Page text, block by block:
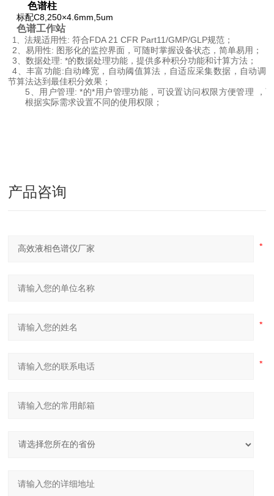
色谱柱
标配C8,250×4.6mm,5um
色谱工作站
1、法规适用性:符合FDA 21 CFR Part11/GMP/GLP规范；
2 、易用性: 图形化的监控界面，可随时掌握设备状态，简单易用；
3 、数据处理:*的数据处理功能，提供多种积分功能和计算方法；
4 、丰富功能:自动峰宽，自动阈值算法，自适应采集数据，自动调
节算法达到最佳积分效果；
5 、用户管理:*的*用户管理功能，可设置访问权限方便管理 ，
根据实际需求设置不同的使用权限；
产品咨询